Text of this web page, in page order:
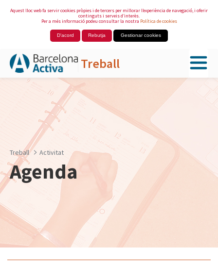
Aquest lloc web fa servir cookies pròpies i de tercers per millorar l’experiència de navegació, i oferir
continguts i serveis d’interès.
Per a més informació podeu consultar la nostra Política de cookies
D'acord Rebutja Gestionar cookies
Treball
Salta al contingut principal
Treball Activitat
Agenda